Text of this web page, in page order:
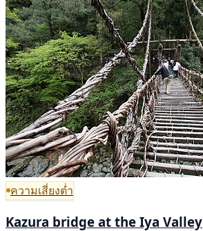
ความเสี่ยงต่ำ
Kazura bridge at the Iya Valley